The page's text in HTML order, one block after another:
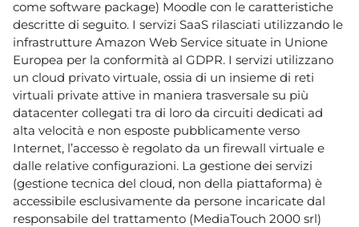
come software package) Moodle con le caratteristiche
descritte di seguito. I servizi SaaS rilasciati utilizzando le
infrastrutture Amazon Web Service situate in Unione
Europea per la conformità al GDPR. I servizi utilizzano
un cloud privato virtuale, ossia di un insieme di reti
virtuali private attive in maniera trasversale su più
datacenter collegati tra di loro da circuiti dedicati ad
alta velocità e non esposte pubblicamente verso
Internet, l’accesso è regolato da un firewall virtuale e
dalle relative configurazioni. La gestione dei servizi
(gestione tecnica del cloud, non della piattaforma) è
accessibile esclusivamente da persone incaricate dal
responsabile del trattamento (MediaTouch 2000 srl)